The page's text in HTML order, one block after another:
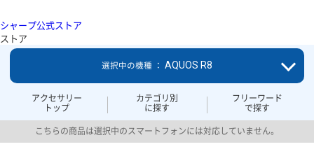
シャープ公式ストア
ストア
アクセサリー
トップ
カテゴリ別
に探す
フリーワード
で探す
選択中の機種 ： AQUOS R8
こちらの商品は選択中のスマートフォンには対応していません。